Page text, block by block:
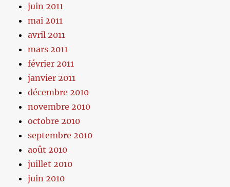
juin 2011
mai 2011
avril 2011
mars 2011
février 2011
janvier 2011
décembre 2010
novembre 2010
octobre 2010
septembre 2010
août 2010
juillet 2010
juin 2010